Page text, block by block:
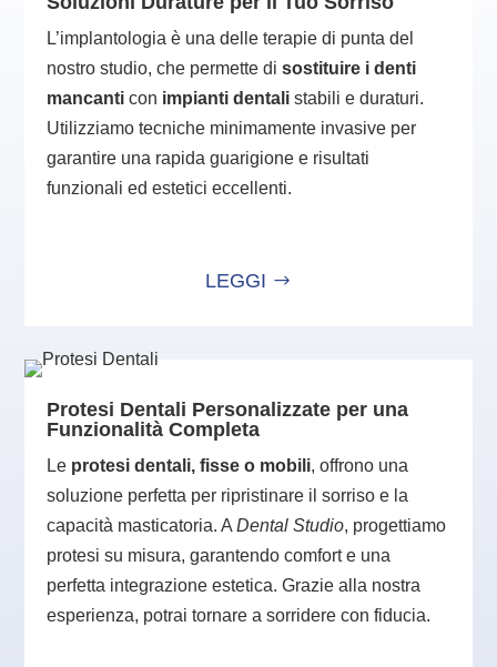
L’implantologia è una delle terapie di punta del
nostro studio, che permette disostituire i denti
mancanti con impianti dentalistabili e duraturi.
Utilizziamo tecniche minimamente invasive per
garantire una rapida guarigione e risultati
funzionali ed estetici eccellenti.
LEGGI
Protesi Dentali Personalizzate per una
Funzionalità Completa
Le protesi dentali, fisse o mobili, offrono una
soluzione perfetta per ripristinare il sorriso e la
capacità masticatoria. ADental Studio, progettiamo
protesi su misura, garantendo comfort e una
perfetta integrazione estetica. Grazie alla nostra
esperienza, potrai tornare a sorridere con fiducia.